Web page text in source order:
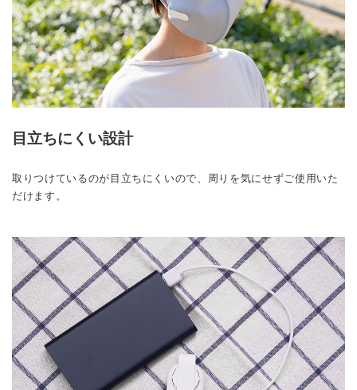
目立ちにくい設計
取りつけているのが目立ちにくいので、周りを気にせずご使用いた
だけます。